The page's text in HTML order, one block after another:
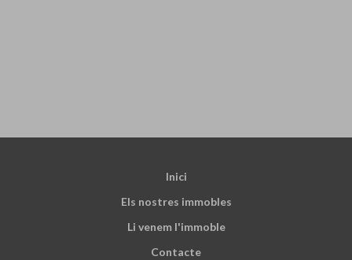
Inici
Els nostres immobles
Li venem l'immoble
Contacte